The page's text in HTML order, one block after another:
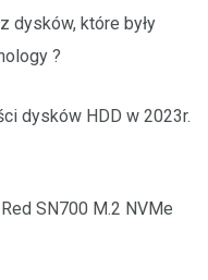
dysków, które były
?
dysków HDD w 2023r.
SN700 M.2 NVMe